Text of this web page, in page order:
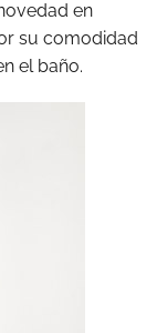
en
su comodidad
el baño.